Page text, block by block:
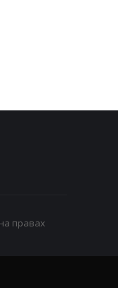
правах